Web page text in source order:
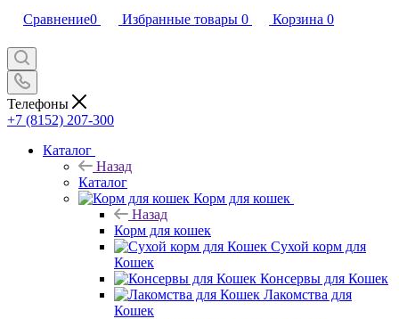
Сравнение0 Избранные товары 0 Корзина 0
Телефоны
+7 (8152) 207-300
Каталог
Назад
Каталог
Корм для кошек
Назад
Корм для кошек
Сухой корм для
Кошек
Консервы для Кошек
Лакомства для
Кошек